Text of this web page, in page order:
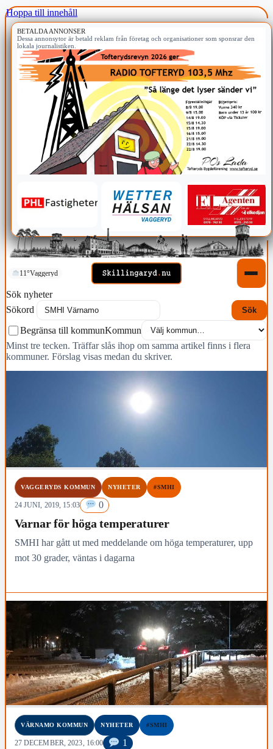
Hoppa till innehåll
BETALDA ANNONSER
Dessa annonsytor är betald reklam från företag och organisationer som sponsrar den
lokala journalistiken.
11°Vaggeryd
Sök nyheter
Sökord
Sök
Begränsa till kommunKommun
Minst tre tecken. Träffar slås ihop om samma artikel finns i flera
kommuner. Förslag visas medan du skriver.
VAGGERYDS KOMMUN NYHETER #SMHI
24 JUNI, 2019, 15:03 0
Varnar för höga temperaturer
SMHI har gått ut med meddelande om höga temperaturer, upp
mot 30 grader, väntas i dagarna
VÄRNAMO KOMMUN NYHETER #SMHI
27 DECEMBER, 2023, 16:00 1